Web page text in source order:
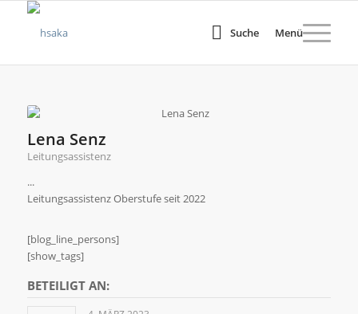
Suche Menü
Lena Senz
Leitungsassistenz
...
Leitungsassistenz Oberstufe seit 2022
[blog_line_persons]
[show_tags]
BETEILIGT AN: